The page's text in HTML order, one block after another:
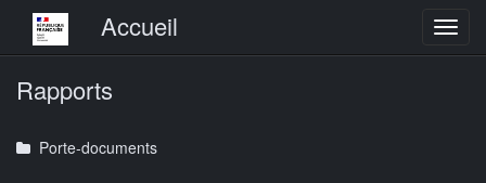
Menu principalAccueil
Rapports
Porte-documents